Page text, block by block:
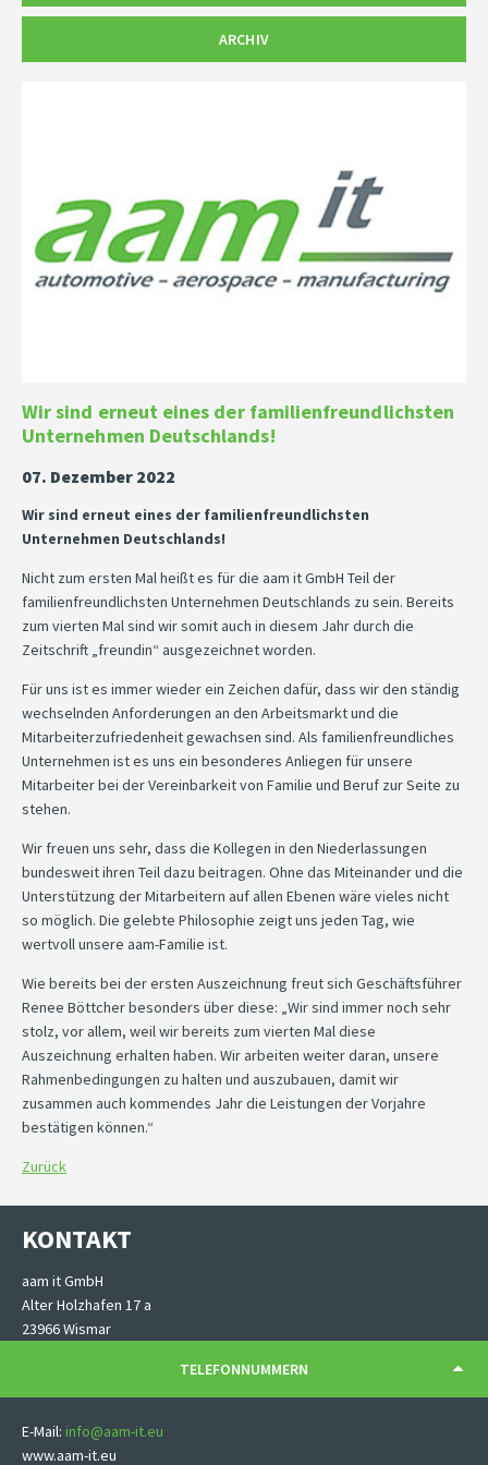
ARCHIV
Wir sind erneut eines der familienfreundlichsten
Unternehmen Deutschlands!
07. Dezember 2022
Wir sind erneut eines der familienfreundlichsten
Unternehmen Deutschlands!
Nicht zum ersten Mal heißt es für die aam it GmbH Teil der
familienfreundlichsten Unternehmen Deutschlands zu sein. Bereits
zum vierten Mal sind wir somit auch in diesem Jahr durch die
Zeitschrift „freundin“ ausgezeichnet worden.
Für uns ist es immer wieder ein Zeichen dafür, dass wir den ständig
wechselnden Anforderungen an den Arbeitsmarkt und die
Mitarbeiterzufriedenheit gewachsen sind. Als familienfreundliches
Unternehmen ist es uns ein besonderes Anliegen für unsere
Mitarbeiter bei der Vereinbarkeit von Familie und Beruf zur Seite zu
stehen.
Wir freuen uns sehr, dass die Kollegen in den Niederlassungen
bundesweit ihren Teil dazu beitragen. Ohne das Miteinander und die
Unterstützung der Mitarbeitern auf allen Ebenen wäre vieles nicht
so möglich. Die gelebte Philosophie zeigt uns jeden Tag, wie
wertvoll unsere aam-Familie ist.
Wie bereits bei der ersten Auszeichnung freut sich Geschäftsführer
Renee Böttcher besonders über diese: „Wir sind immer noch sehr
stolz, vor allem, weil wir bereits zum vierten Mal diese
Auszeichnung erhalten haben. Wir arbeiten weiter daran, unsere
Rahmenbedingungen zu halten und auszubauen, damit wir
zusammen auch kommendes Jahr die Leistungen der Vorjahre
bestätigen können.“
Zurück
KONTAKT
aam it GmbH
Alter Holzhafen 17 a
23966 Wismar
TELEFONNUMMERN
E-Mail: info@aam-it.eu
www.aam-it.eu